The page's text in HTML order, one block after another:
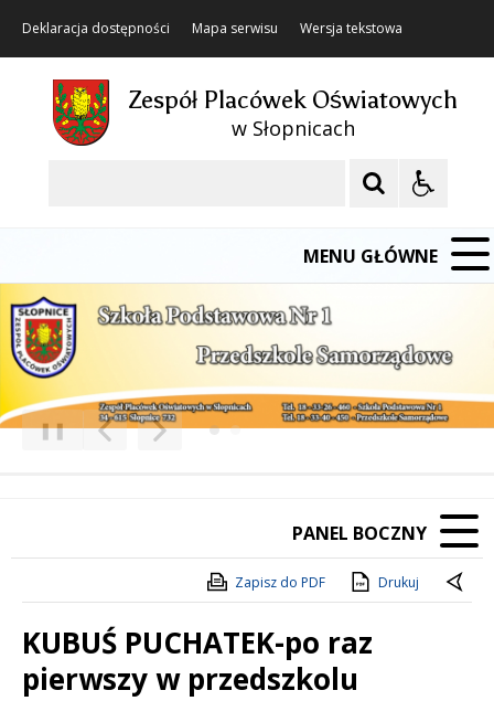
Deklaracja dostępności Mapa serwisu Wersja tekstowa
Zespół Placówek Oświatowych
w Słopnicach
MENU GŁÓWNE
Poprzedni Element
Następny Element
❚❚
PANEL BOCZNY
Zapisz do PDF Drukuj
KUBUŚ PUCHATEK-po raz
pierwszy w przedszkolu